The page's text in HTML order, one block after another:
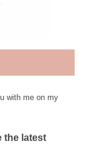
with me on my
the latest